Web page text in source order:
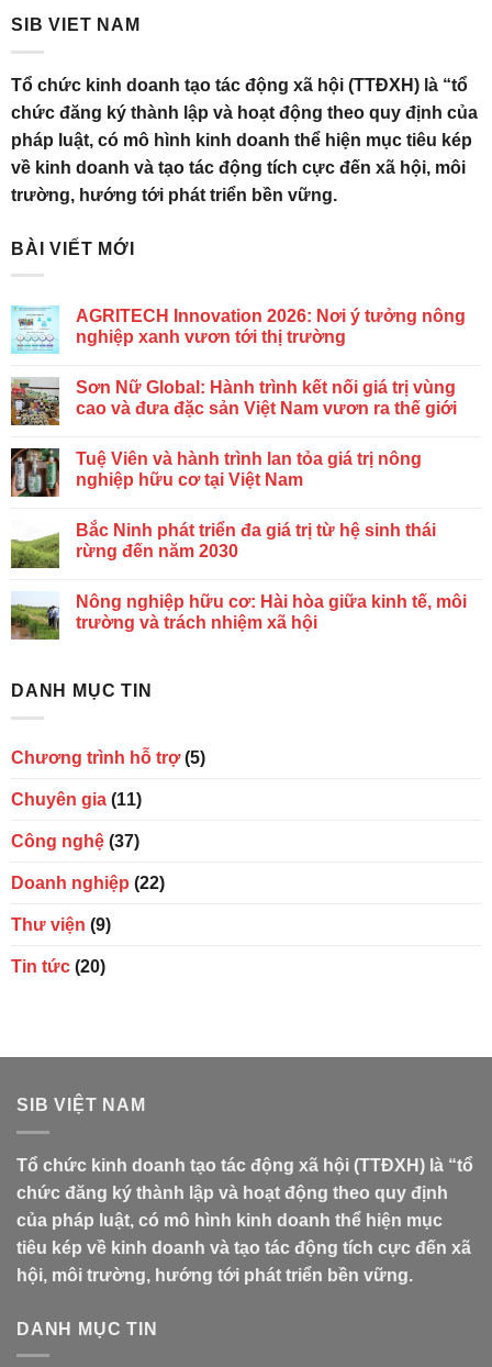
SIB VIET NAM
Tổ chức kinh doanh tạo tác động xã hội (TTĐXH) là “tổ
chức đăng ký thành lập và hoạt động theo quy định của
pháp luật, có mô hình kinh doanh thể hiện mục tiêu kép
về kinh doanh và tạo tác động tích cực đến xã hội, môi
trường, hướng tới phát triển bền vững.
BÀI VIẾT MỚI
AGRITECH Innovation 2026: Nơi ý tưởng nông
nghiệp xanh vươn tới thị trường
Sơn Nữ Global: Hành trình kết nối giá trị vùng
cao và đưa đặc sản Việt Nam vươn ra thế giới
Tuệ Viên và hành trình lan tỏa giá trị nông
nghiệp hữu cơ tại Việt Nam
Bắc Ninh phát triển đa giá trị từ hệ sinh thái
rừng đến năm 2030
Nông nghiệp hữu cơ: Hài hòa giữa kinh tế, môi
trường và trách nhiệm xã hội
DANH MỤC TIN
Chương trình hỗ trợ(5)
Chuyên gia (11)
Công nghệ (37)
Doanh nghiệp (22)
Thư viện (9)
Tin tức (20)
SIB VIỆT NAM
Tổ chức kinh doanh tạo tác động xã hội (TTĐXH) là “tổ
chức đăng ký thành lập và hoạt động theo quy định
của pháp luật, có mô hình kinh doanh thể hiện mục
tiêu kép về kinh doanh và tạo tác động tích cực đến xã
hội, môi trường, hướng tới phát triển bền vững.
DANH MỤC TIN